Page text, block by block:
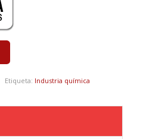
Etiqueta: Industria química